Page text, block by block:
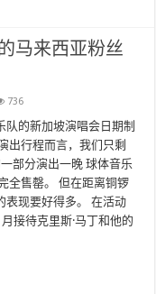
马来西亚粉丝
736
的新加坡演唱会日期制
出行程而言，我们只剩
部分演出一晚 球体音乐
全售罄。 但在距离铜锣
表现要好得多。 在活动
接待克里斯·马丁和他的